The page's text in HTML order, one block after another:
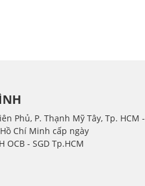
Phủ, P. Thạnh Mỹ Tây, Tp. HCM -
Chí Minh cấp ngày
OCB - SGD Tp.HCM